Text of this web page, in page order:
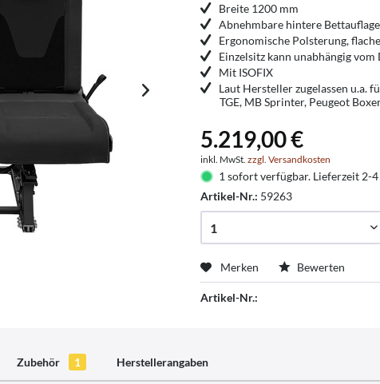
Breite 1200 mm
Abnehmbare hintere Bettauflage
Ergonomische Polsterung,
Einzelsitz kann unabhängig
Mit ISOFIX
Laut Hersteller zugelassen u.a.
TGE, MB Sprinter, Peugeot
5.219,00 €
inkl. MwSt. zzgl. Versandkosten
1 sofort verfügbar. Lieferzeit 2-4
Artikel-Nr.: 59263
Merken Bewerten
Artikel-Nr.:
Zubehör 1 Herstellerangaben